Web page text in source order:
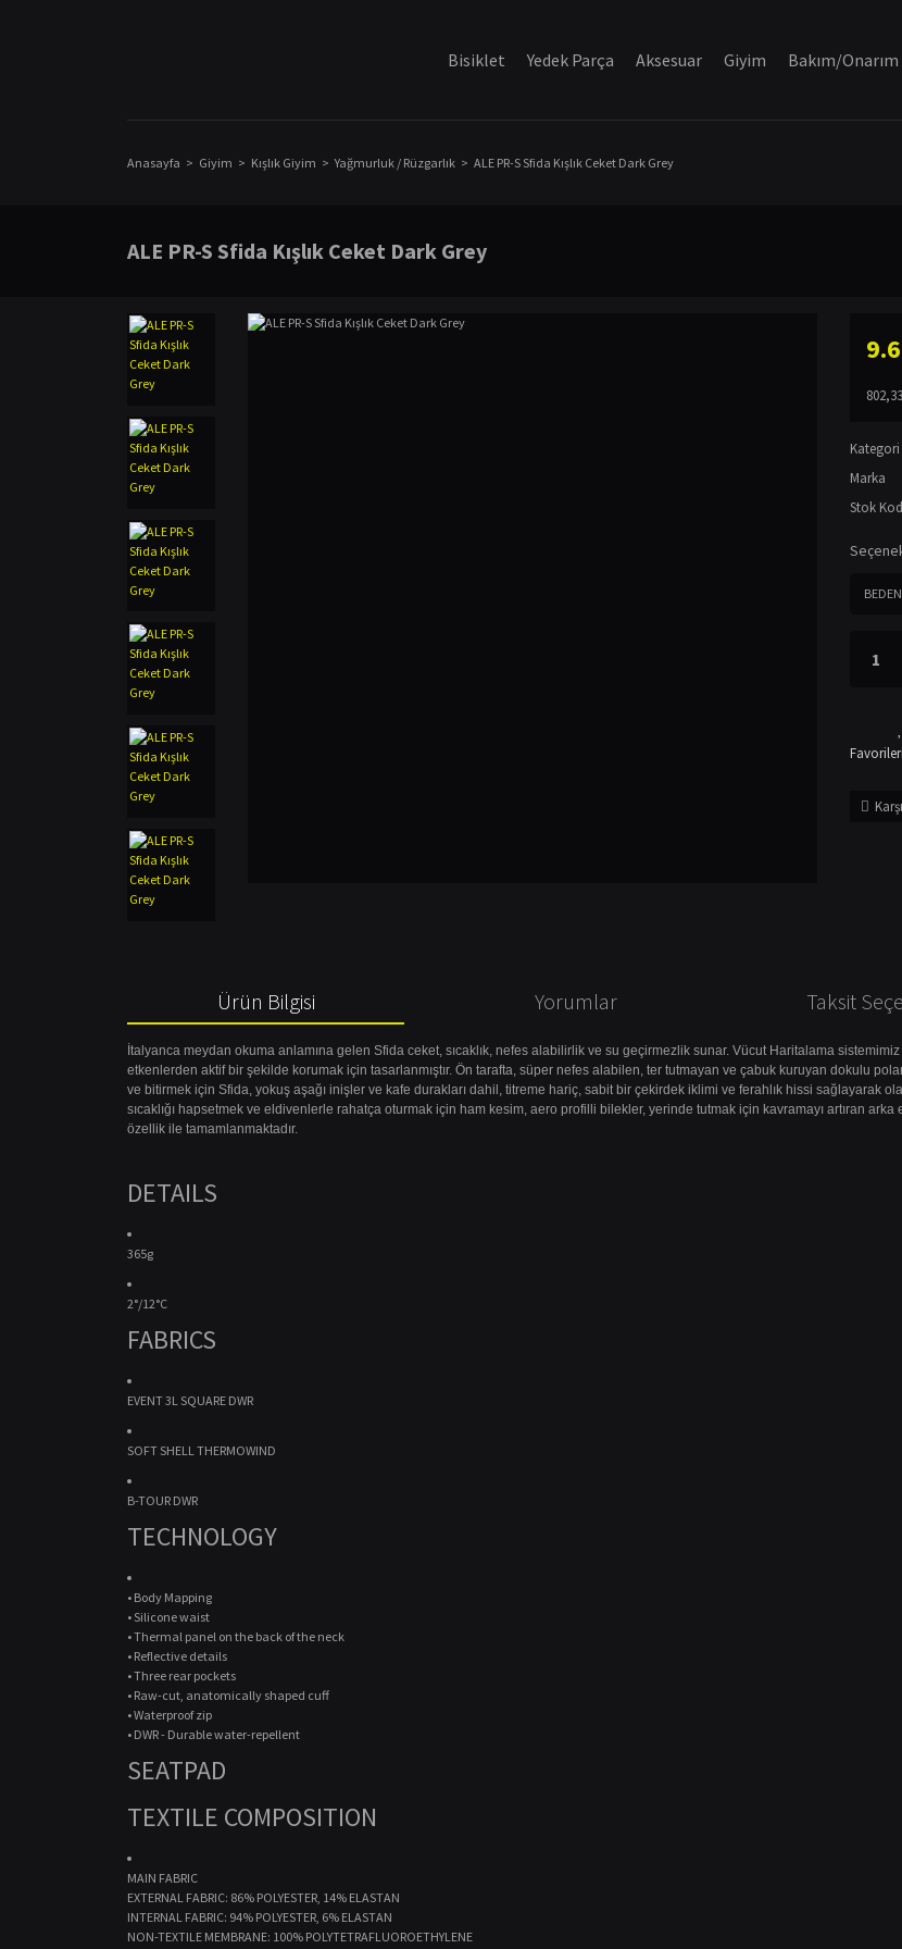
Bisiklet Yedek Parça Aksesuar Giyim Bakım/Onarım
Anasayfa Giyim Kışlık Giyim Yağmurluk / Rüzgarlık ALE PR-S Sfida Kışlık Ceket Dark Grey
ALE PR-S Sfida Kışlık Ceket Dark Grey
Kategori
Marka
Stok
Ürün Bilgisi Yorumlar Taksit
İtalyanca meydan okuma anlamına gelen Sfida ceket, sıcaklık, nefes alabilirlik ve su geçirmezlik sunar. Vücut Haritalama sistemimiz
etkenlerden aktif bir şekilde korumak için tasarlanmıştır. Ön tarafta, süper nefes alabilen, ter tutmayan ve çabuk kuruyan dokulu
ve bitirmek için Sfida, yokuş aşağı inişler ve kafe durakları dahil, titreme hariç, sabit bir çekirdek iklimi ve ferahlık hissi sağlayarak
sıcaklığı hapsetmek ve eldivenlerle rahatça oturmak için ham kesim, aero profilli bilekler, yerinde tutmak için kavramayı artıran
özellik ile tamamlanmaktadır.
DETAILS
365g
2°/12°C
FABRICS
EVENT 3L SQUARE DWR
SOFT SHELL THERMOWIND
B-TOUR DWR
TECHNOLOGY
• Body Mapping
• Silicone waist
• Thermal panel on the back of the neck
• Reflective details
• Three rear pockets
• Raw-cut, anatomically shaped cuff
• Waterproof zip
• DWR - Durable water-repellent
SEATPAD
TEXTILE COMPOSITION
MAIN FABRIC
EXTERNAL FABRIC: 86% POLYESTER, 14% ELASTAN
INTERNAL FABRIC: 94% POLYESTER, 6% ELASTAN
NON-TEXTILE MEMBRANE: 100% POLYTETRAFLUOROETHYLENE